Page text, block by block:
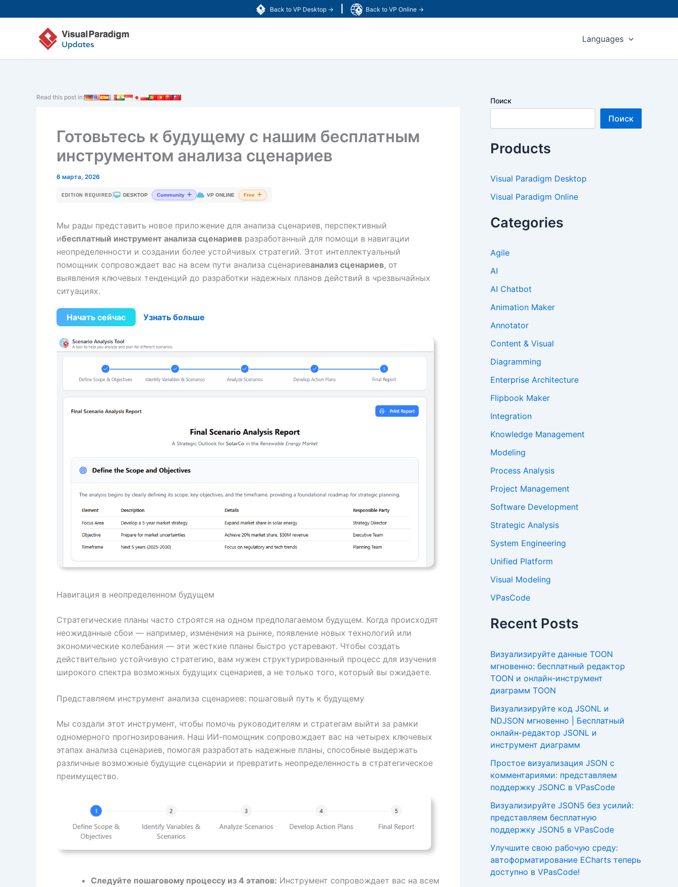
Back to VP Desktop → Back to VP Online →
к
содержимому
Languages
Read this post in:
Готовьтесь к будущему с нашим бесплатным
инструментом анализа сценариев
6 марта, 2026
EDITION REQUIRED DESKTOP Community VP ONLINE Free
Мы рады представить новое приложение для анализа сценариев, перспективный
ибесплатный инструмент анализа сценариев разработанный для помощи в навигации
неопределенности и создании более устойчивых стратегий. Этот интеллектуальный
помощник сопровождает вас на всем пути анализа сценариеванализ сценариев, от
выявления ключевых тенденций до разработки надежных планов действий в чрезвычайных
ситуациях.
Начать сейчас Узнать больше
Навигация в неопределенном будущем
Стратегические планы часто строятся на одном предполагаемом будущем. Когда происходят
неожиданные сбои — например, изменения на рынке, появление новых технологий или
экономические колебания — эти жесткие планы быстро устаревают. Чтобы создать
действительно устойчивую стратегию, вам нужен структурированный процесс для изучения
широкого спектра возможных будущих сценариев, а не только того, который вы ожидаете.
Представляем инструмент анализа сценариев: пошаговый путь к будущему
Мы создали этот инструмент, чтобы помочь руководителям и стратегам выйти за рамки
одномерного прогнозирования. Наш ИИ-помощник сопровождает вас на четырех ключевых
этапах анализа сценариев, помогая разработать надежные планы, способные выдержать
различные возможные будущие сценарии и превратить неопределенность в стратегическое
преимущество.
Следуйте пошаговому процессу из 4 этапов: Инструмент сопровождает вас на всем
Поиск
Поиск
Products
Visual Paradigm Desktop
Visual Paradigm Online
Categories
Agile
AI
AI Chatbot
Animation Maker
Annotator
Content & Visual
Diagramming
Enterprise Architecture
Flipbook Maker
Integration
Knowledge Management
Modeling
Process Analysis
Project Management
Software Development
Strategic Analysis
System Engineering
Unified Platform
Visual Modeling
VPasCode
Recent Posts
Визуализируйте данные TOON
мгновенно: бесплатный редактор
TOON и онлайн-инструмент
диаграмм TOON
Визуализируйте код JSONL и
NDJSON мгновенно | Бесплатный
онлайн-редактор JSONL и
инструмент диаграмм
Простое визуализация JSON с
комментариями: представляем
поддержку JSONC в VPasCode
Визуализируйте JSON5 без усилий:
представляем бесплатную
поддержку JSON5 в VPasCode
Улучшите свою рабочую среду:
автоформатирование ECharts теперь
доступно в VPasCode!